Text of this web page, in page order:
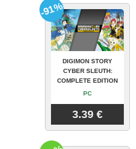
DIGIMON STORY
CYBER SLEUTH:
COMPLETE EDITION
PC
3.39 €
-91%